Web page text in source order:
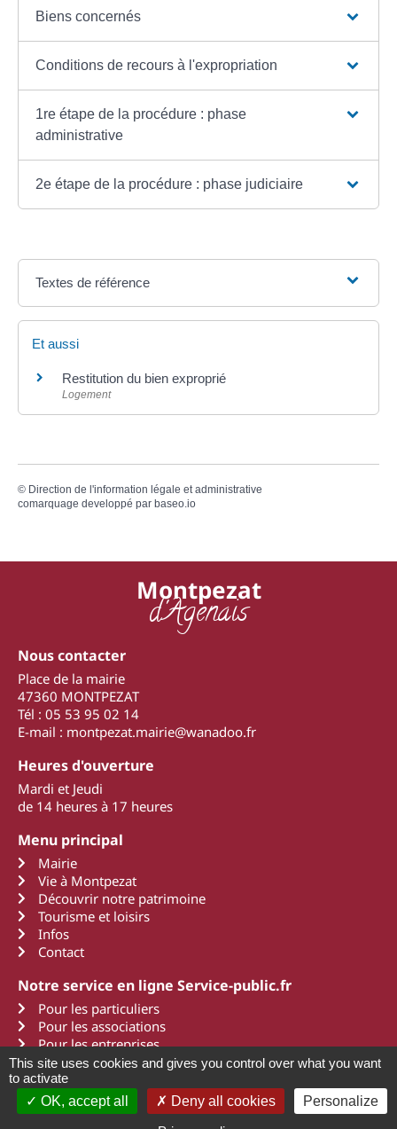
Biens concernés
Conditions de recours à l'expropriation
1re étape de la procédure : phase
administrative
2e étape de la procédure : phase judiciaire
Textes de référence
Et aussi
Restitution du bien exproprié
Logement
© Direction de l'information légale et administrative
comarquage developpé par baseo.io
Montpezat
d'Agenais
Nous contacter
Place de la mairie
47360 MONTPEZAT
Tél : 05 53 95 02 14
E-mail : montpezat.mairie@wanadoo.fr
Heures d'ouverture
Mardi et Jeudi
de 14 heures à 17 heures
Menu principal
Mairie
Vie à Montpezat
Découvrir notre patrimoine
Tourisme et loisirs
Infos
Contact
Notre service en ligne Service-public.fr
Pour les particuliers
Pour les associations
Pour les entreprises
2011 - 2022 Montpezat d'AgenaisMentions légales
Une création Art Média Communication
This site uses cookies and gives you control over what you want
to activate
OK, accept all
Deny all cookies
Personalize